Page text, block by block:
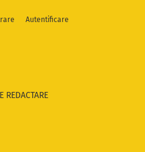
REDACTARE
Autentificare